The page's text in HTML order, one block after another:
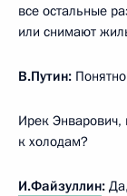
все остальные
или снимают
В.Путин:
Ирек
к холодам?
И.Файзуллин: